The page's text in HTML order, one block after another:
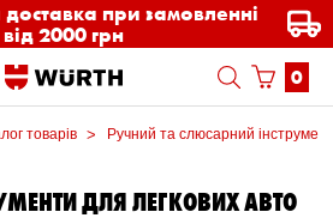
при замовленні
від 2000 грн
0
товарів Ручний та слюсарний інструмент
ДЛЯ ЛЕГКОВИХ АВТО